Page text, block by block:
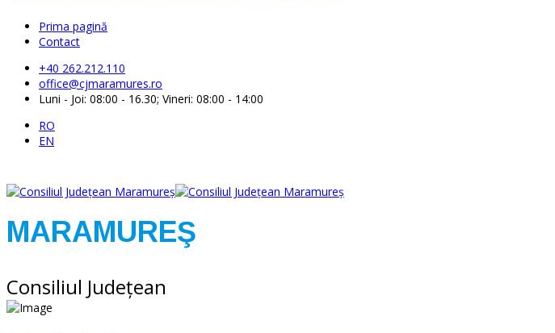
Prima pagină
Contact
+40 262.212.110
office@cjmaramures.ro
Luni - Joi: 08:00 - 16.30; Vineri: 08:00 - 14:00
RO
EN
MARAMUREŞ
Consiliul Judeţean